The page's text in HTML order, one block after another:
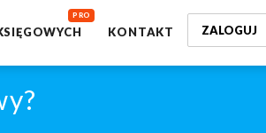
ZALOGUJ
KONTAKT